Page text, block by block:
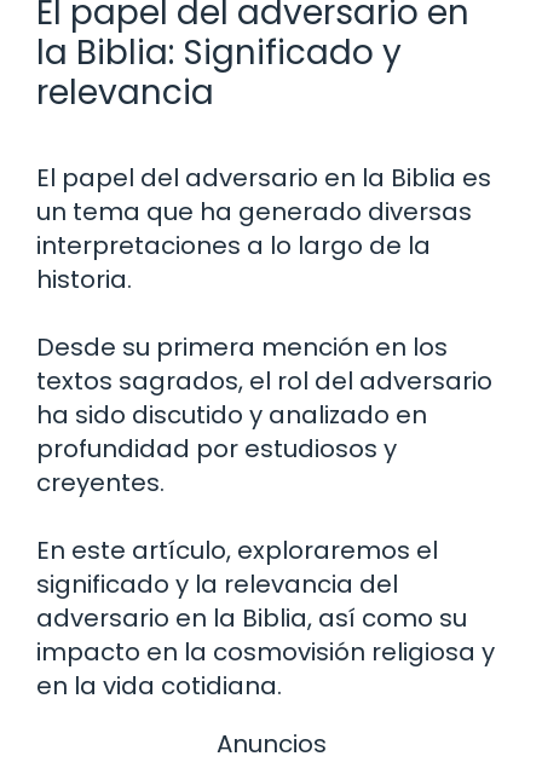
El papel del adversario en
la Biblia: Significado y
relevancia
El papel del adversario en la Biblia es
un tema que ha generado diversas
interpretaciones a lo largo de la
historia.
Desde su primera mención en los
textos sagrados, el rol del adversario
ha sido discutido y analizado en
profundidad por estudiosos y
creyentes.
En este artículo, exploraremos el
significado y la relevancia del
adversario en la Biblia, así como su
impacto en la cosmovisión religiosa y
en la vida cotidiana.
Anuncios